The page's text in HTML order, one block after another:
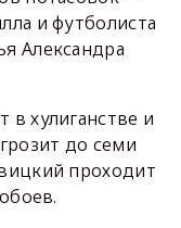
и футболиста
Александра
хулиганстве и
до семи
проходит